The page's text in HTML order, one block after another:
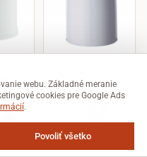
webu. Základné meranie
cookies pre Google Ads
.
Povoliť všetko